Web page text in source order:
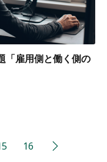
「雇用側と働く側の
16